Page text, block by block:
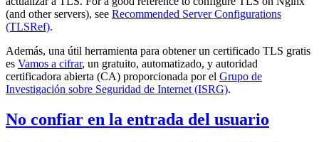
(and other servers), see Recommended Server Configurations
(TLSRef).
Además, una útil herramienta para obtener un certificado TLS gratis
es Vamos a cifrar, un gratuito, automatizado, y autoridad
certificadora abierta (CA) proporcionada por el Grupo de
Investigación sobre Seguridad de Internet (ISRG).
No confiar en la entrada del usuario